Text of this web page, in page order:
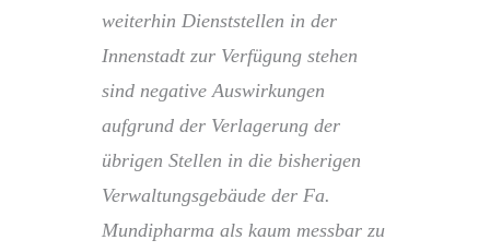
weiterhin Dienststellen in der
Innenstadt zur Verfügung stehen
sind negative Auswirkungen
aufgrund der Verlagerung der
übrigen Stellen in die bisherigen
Verwaltungsgebäude der Fa.
Mundipharma als kaum messbar zu